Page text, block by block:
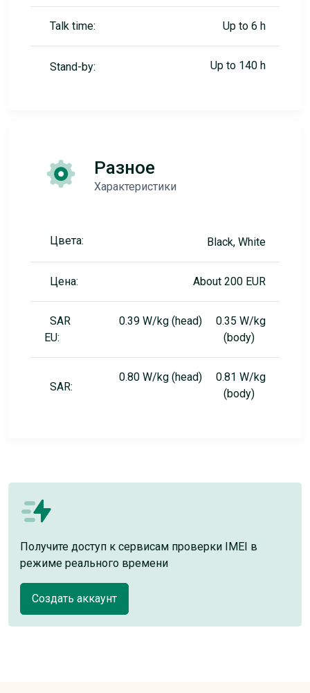
Talk time: Up to 6 h
Stand-by: Up to 140 h
Разное
Характеристики
Цвета: Black, White
Цена: About 200 EUR
SAR
EU:
0.39 W/kg (head) 0.35 W/kg
(body)
SAR:
0.80 W/kg (head) 0.81 W/kg
(body)
Получите доступ к сервисам проверки IMEI в
режиме реального времени
Создать аккаунт